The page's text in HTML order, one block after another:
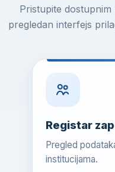
Pristupite
pregledan interfejs
Registar
Pregled
institucijama.